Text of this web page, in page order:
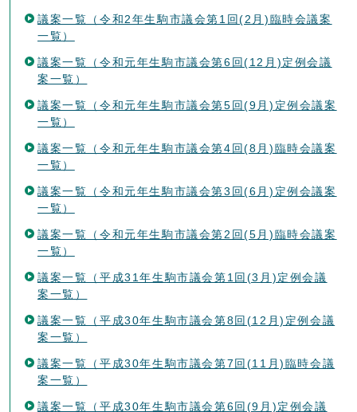
議案一覧（令和2年生駒市議会第1回(2月)臨時会議案
一覧）
議案一覧（令和元年生駒市議会第6回(12月)定例会議
案一覧）
議案一覧（令和元年生駒市議会第5回(9月)定例会議案
一覧）
議案一覧（令和元年生駒市議会第4回(8月)臨時会議案
一覧）
議案一覧（令和元年生駒市議会第3回(6月)定例会議案
一覧）
議案一覧（令和元年生駒市議会第2回(5月)臨時会議案
一覧）
議案一覧（平成31年生駒市議会第1回(3月)定例会議
案一覧）
議案一覧（平成30年生駒市議会第8回(12月)定例会議
案一覧）
議案一覧（平成30年生駒市議会第7回(11月)臨時会議
案一覧）
議案一覧（平成30年生駒市議会第6回(9月)定例会議